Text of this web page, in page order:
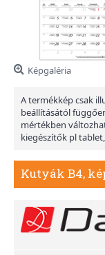
Képgaléria
A termékkép csak
beállításától
mértékben
kiegészítők pl
Kutyák B4,